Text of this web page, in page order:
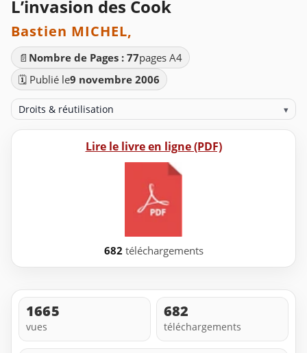
L’invasion des Cook
Bastien MICHEL,
📄 Nombre de Pages : 77pages A4
🗓️ Publié le9 novembre 2006
Droits & réutilisation ▾
Lire le livre en ligne (PDF)
682 téléchargements
1665
vues
682
téléchargements